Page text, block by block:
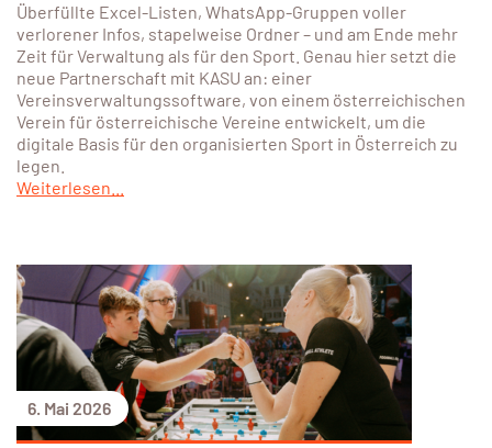
Überfüllte Excel-Listen, WhatsApp-Gruppen voller
verlorener Infos, stapelweise Ordner – und am Ende mehr
Zeit für Verwaltung als für den Sport. Genau hier setzt die
neue Partnerschaft mit KASU an: einer
Vereinsverwaltungssoftware, von einem österreichischen
Verein für österreichische Vereine entwickelt, um die
digitale Basis für den organisierten Sport in Österreich zu
legen.
Weiterlesen...
6. Mai 2026